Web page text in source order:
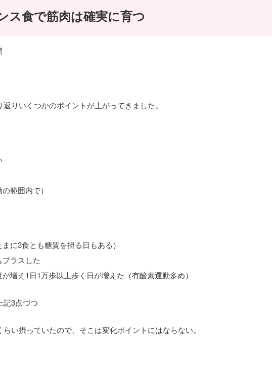
ス食で筋肉は確実に育つ
りいくつかのポイントが上がってきました。
範囲内で）
に3食とも糖質を摂る日もある）
ラスした
増え1日1万歩以上歩く日が増えた（有酸素運動多め）
記3点づつ
い摂っていたので、そこは変化ポイントにはならない。